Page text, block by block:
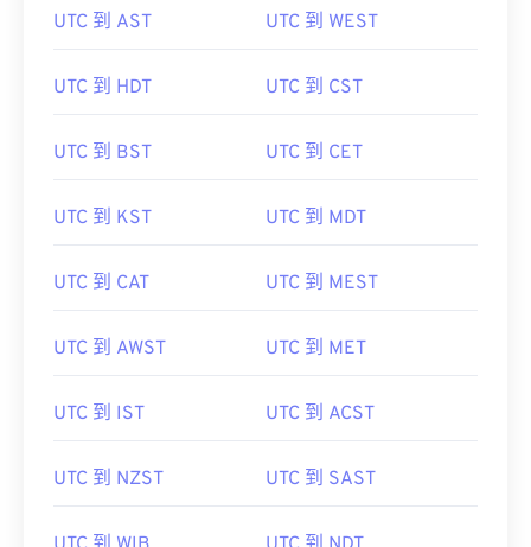
UTC 到 AST UTC 到 WEST
UTC 到 HDT UTC 到 CST
UTC 到 BST UTC 到 CET
UTC 到 KST UTC 到 MDT
UTC 到 CAT UTC 到 MEST
UTC 到 AWST UTC 到 MET
UTC 到 IST UTC 到 ACST
UTC 到 NZST UTC 到 SAST